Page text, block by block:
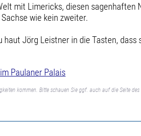
mit Limericks, diesen sagenhaften
wie kein zweiter.
Jörg Leistner in die Tasten,
Paulaner Palais
kommen. Bitte schauen Sie ggf. auch auf die Seite